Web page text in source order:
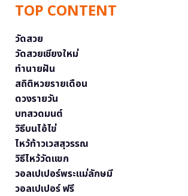
TOP CONTENT
วัดสวย
วัดสวยเชียงใหม่
ทำนายฝัน
สถิติหวยรายเดือน
ดวงรายวัน
บทสวดมนต์
วิธีบนไอ้ไข่
ไหว้ท้าวเวสสุวรรณ
วิธีไหว้วัดแขก
วอลเปเปอร์พระแม่ลักษมี
วอลเปเปอร์ ฟรี